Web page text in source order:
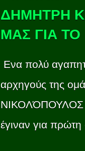
ΔΗΜΗΤΡΗ Κ
ΜΑΣ ΓΙΑ
Ενα πολύ
αρχηγούς της
ΝΙΚΟΛΌΠΟΥΛΟΣ
έγιναν για